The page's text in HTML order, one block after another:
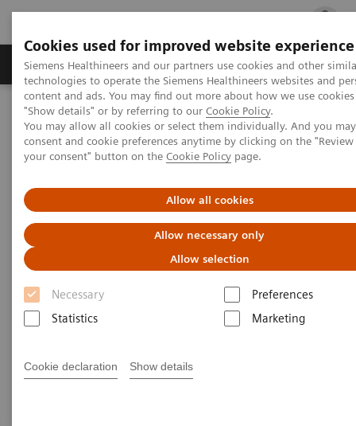
Cookies used for improved website experience
Siemens Healthineers and our partners use cookies and other
technologies to operate the Siemens Healthineers websites and
content and ads. You may find out more about how we use
"Show details" or by referring to our Cookie Policy.
You may allow all cookies or select them individually. And you
consent and cookie preferences anytime by clicking on the "Review
your consent" button on the Cookie Policy page.
Allow all cookies
Allow necessary only
Allow selection
Necessary
Preferences
Statistics
Marketing
Cookie declaration Show details
지멘스 헬시니어스(주) 채용 주요 제품
지멘스 헬시니어스(주)
Laboratory Diagnostics
Assays by Diseases & Conditions
Diabetes
Now Available! Enzymatic Hemoglobin A1c assay for the Atellica
CH Analyzer
Enzymatic Hemoglobin A1c
assay for the Atellica CH
Analyzer
HbA1c 검사를 이용한 당뇨병 진단 및 모니터링